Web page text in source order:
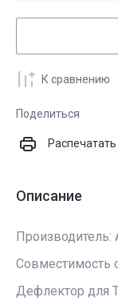
К сравнению
Поделиться
Распечатать
Описание
Производитель:
Совместимость
Дефлектор для